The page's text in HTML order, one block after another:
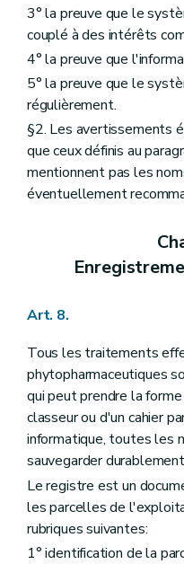
3° la preuve que le
couplé à des intérêts
4° la preuve que
5° la preuve que le
régulièrement.
§2. Les avertissements
que ceux définis au
mentionnent pas les
éventuellement
Art. 8.
Tous les traitements
phytopharmaceutiques
qui peut prendre la
classeur ou d'un cahier
informatique, toutes les
sauvegarder
Le registre est un
les parcelles de
rubriques suivantes:
1° identification de la